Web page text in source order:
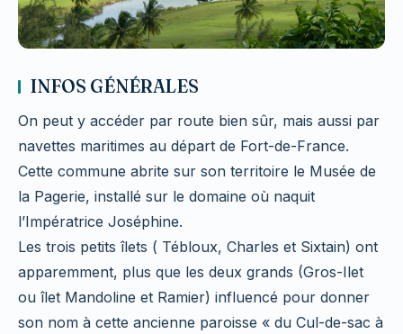
INFOS GÉNÉRALES
On peut y accéder par route bien sûr, mais aussi par
navettes maritimes au départ de Fort-de-France.
Cette commune abrite sur son territoire le Musée de
la Pagerie, installé sur le domaine où naquit
l’Impératrice Joséphine.
Les trois petits îlets ( Tébloux, Charles et Sixtain) ont
apparemment, plus que les deux grands (Gros-Ilet
ou îlet Mandoline et Ramier) influencé pour donner
son nom à cette ancienne paroisse « du Cul-de-sac à